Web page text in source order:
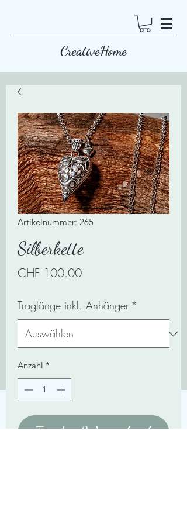
CreativeHome
Artikelnummer: 265
Silberkette
CHF 100.00Preis
Traglänge inkl. Anhänger *
Anzahl *
In den Warenkorb